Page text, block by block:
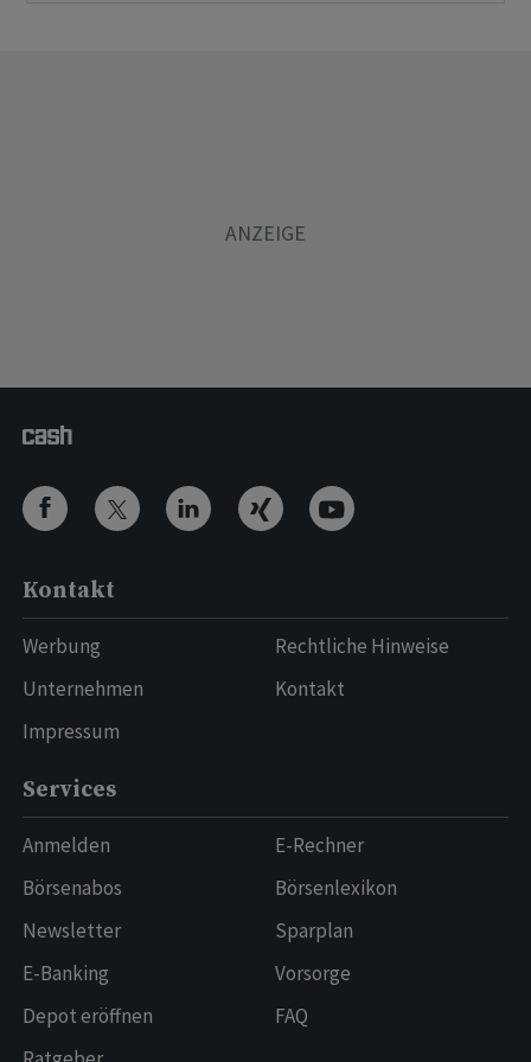
Kontakt
Werbung
Unternehmen
Impressum
Rechtliche Hinweise
Kontakt
Services
Anmelden
Börsenabos
Newsletter
E-Banking
Depot eröffnen
E-Rechner
Börsenlexikon
Sparplan
Vorsorge
FAQ